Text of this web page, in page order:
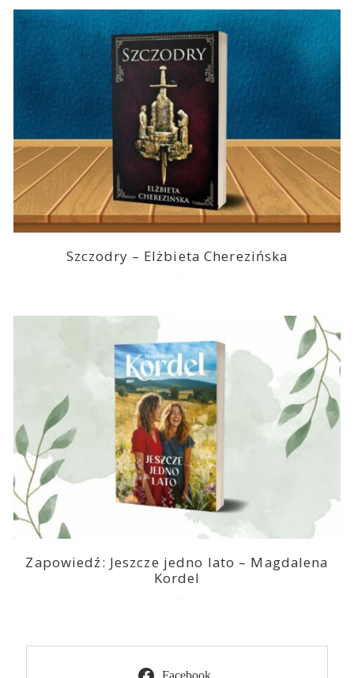
Szczodry – Elżbieta Cherezińska
Zapowiedź: Jeszcze jedno lato – Magdalena
Kordel